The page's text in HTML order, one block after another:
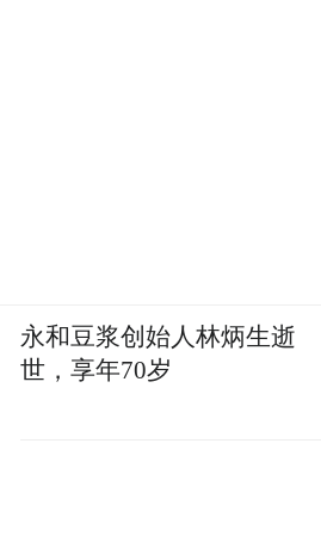
永和豆浆创始人林炳生逝
世，享年70岁